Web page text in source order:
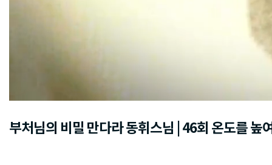
부처님의 비밀 만다라 동휘스님 | 46회 온도를 높